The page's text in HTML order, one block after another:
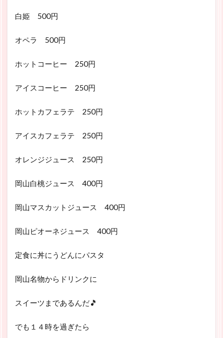
白姫 500円
オペラ 500円
ホットコーヒー 250円
アイスコーヒー 250円
ホットカフェラテ 250円
アイスカフェラテ 250円
オレンジジュース 250円
岡山白桃ジュース 400円
岡山マスカットジュース 400円
岡山ピオーネジュース 400円
定食に丼にうどんにパスタ
岡山名物からドリンクに
スイーツまであるんだ🎵
でも１４時を過ぎたら